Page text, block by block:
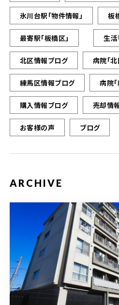
氷川台駅「物件情報」 板
最寄駅「板橋区」 生活
北区情報ブログ 病院「北
練馬区情報ブログ 病院
購入情報ブログ 売却情
お客様の声 ブログ
ARCHIVE